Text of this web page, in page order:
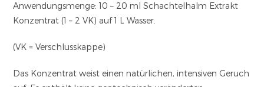
Anwendungsmenge: 10 – 20 ml Schachtelhalm Extrakt
Konzentrat (1 – 2 VK) auf 1 L Wasser.
(VK = Verschlusskappe)
Das Konzentrat weist einen natürlichen, intensiven Geruch